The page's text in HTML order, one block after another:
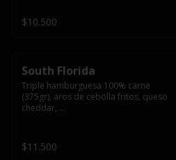
salsa BBQ acompañado de papas
fritas.
$10.500
South Florida
Triple hamburguesa 100% carne
(375gr), aros de cebolla fritos, queso
cheddar,
$11.500